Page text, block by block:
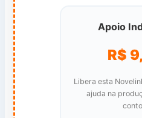
Apoio
R$
Libera esta
ajuda na